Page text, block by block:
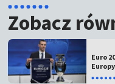
Zobacz
Euro